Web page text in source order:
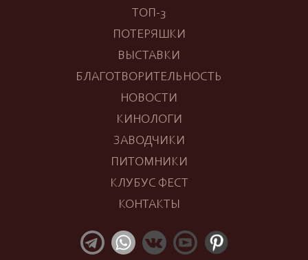
ТОП-3
ПОТЕРЯШКИ
ВЫСТАВКИ
БЛАГОТВОРИТЕЛЬНОСТЬ
НОВОСТИ
КИНОЛОГИ
ЗАВОДЧИКИ
ПИТОМНИКИ
КЛУБУС ФЕСТ
КОНТАКТЫ